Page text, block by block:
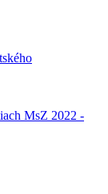
MsZ 2022 -